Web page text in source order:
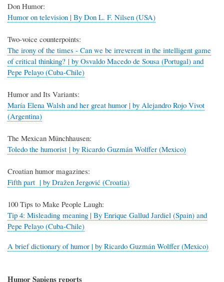
Don Humor:
Humor on television | By Don L. F. Nilsen (USA)
Two-voice counterpoints:
The irony of the times - Can we be irreverent in the intelligent game
of critical thinking? | by Osvaldo Macedo de Sousa (Portugal) and
Pepe Pelayo (Cuba-Chile)
Humor and Its Variants:
María Elena Walsh and her great humor | by Alejandro Rojo Vivot
(Argentina)
The Mexican Münchhausen:
Toledo the humorist | by Ricardo Guzmán Wolffer (Mexico)
Croatian humor magazines:
Fifth part | by Dražen Jergović (Croatia)
100 Tips to Make People Laugh:
Tip 4: Misleading meaning | By Enrique Gallud Jardiel (Spain) and
Pepe Pelayo (Cuba-Chile)
A brief dictionary of humor | by Ricardo Guzmán Wolffer (Mexico)
Humor Sapiens reports